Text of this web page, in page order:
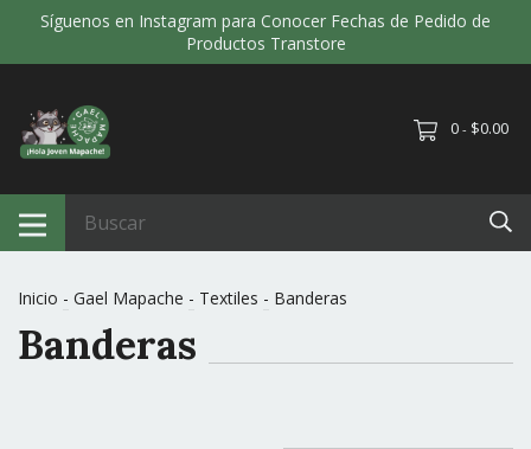
Síguenos en Instagram para Conocer Fechas de Pedido de
Productos Transtore
0 - $0.00
Inicio - Gael Mapache - Textiles - Banderas
Banderas